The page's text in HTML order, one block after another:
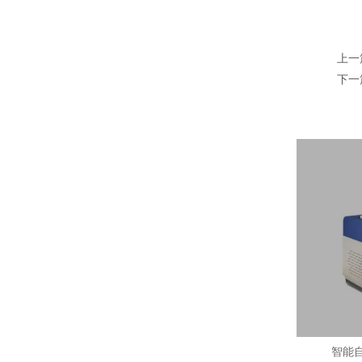
上一
下一
智能